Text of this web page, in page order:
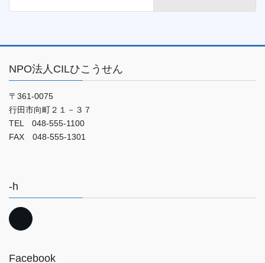
NPO法人CILひこうせん
〒361-0075
行田市向町２１－３７
TEL 048-555-1100
FAX 048-555-1301
-h
Facebook